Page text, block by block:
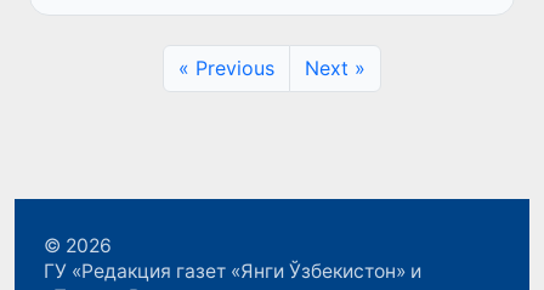
девизом «Мы, молодежь - сторонники
« Previous Next »
© 2026
ГУ «Редакция газет «Янги Ўзбекистон» и